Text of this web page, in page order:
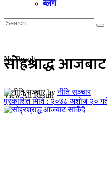
ब्लग
No Result
View All Result
सोह्रश्राद्ध
by नीति सञ्चार
प्रकाशित मिति : २०७८ अशोज २०